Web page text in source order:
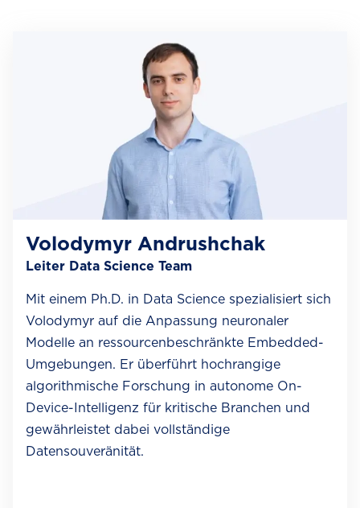
Volodymyr Andrushchak
Leiter Data Science Team
Mit einem Ph.D. in Data Science spezialisiert sich
Volodymyr auf die Anpassung neuronaler
Modelle an ressourcenbeschränkte Embedded-
Umgebungen. Er überführt hochrangige
algorithmische Forschung in autonome On-
Device-Intelligenz für kritische Branchen und
gewährleistet dabei vollständige
Datensouveränität.